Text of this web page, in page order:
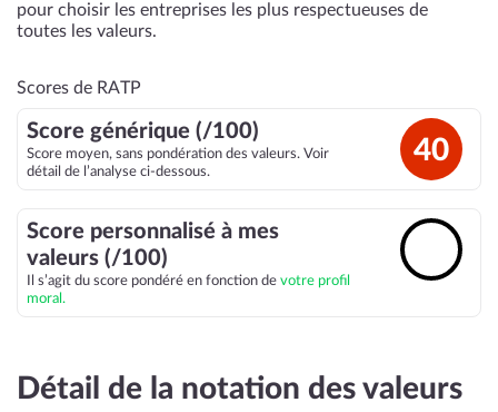
pour choisir les entreprises les plus respectueuses de
toutes les valeurs.
Scores de RATP
Score générique (/100)
Score moyen, sans pondération des valeurs. Voir
détail de l’analyse ci-dessous.
40
Score personnalisé à mes
valeurs (/100)
Il s’agit du score pondéré en fonction de votre profil
moral.
Détail de la notation des valeurs